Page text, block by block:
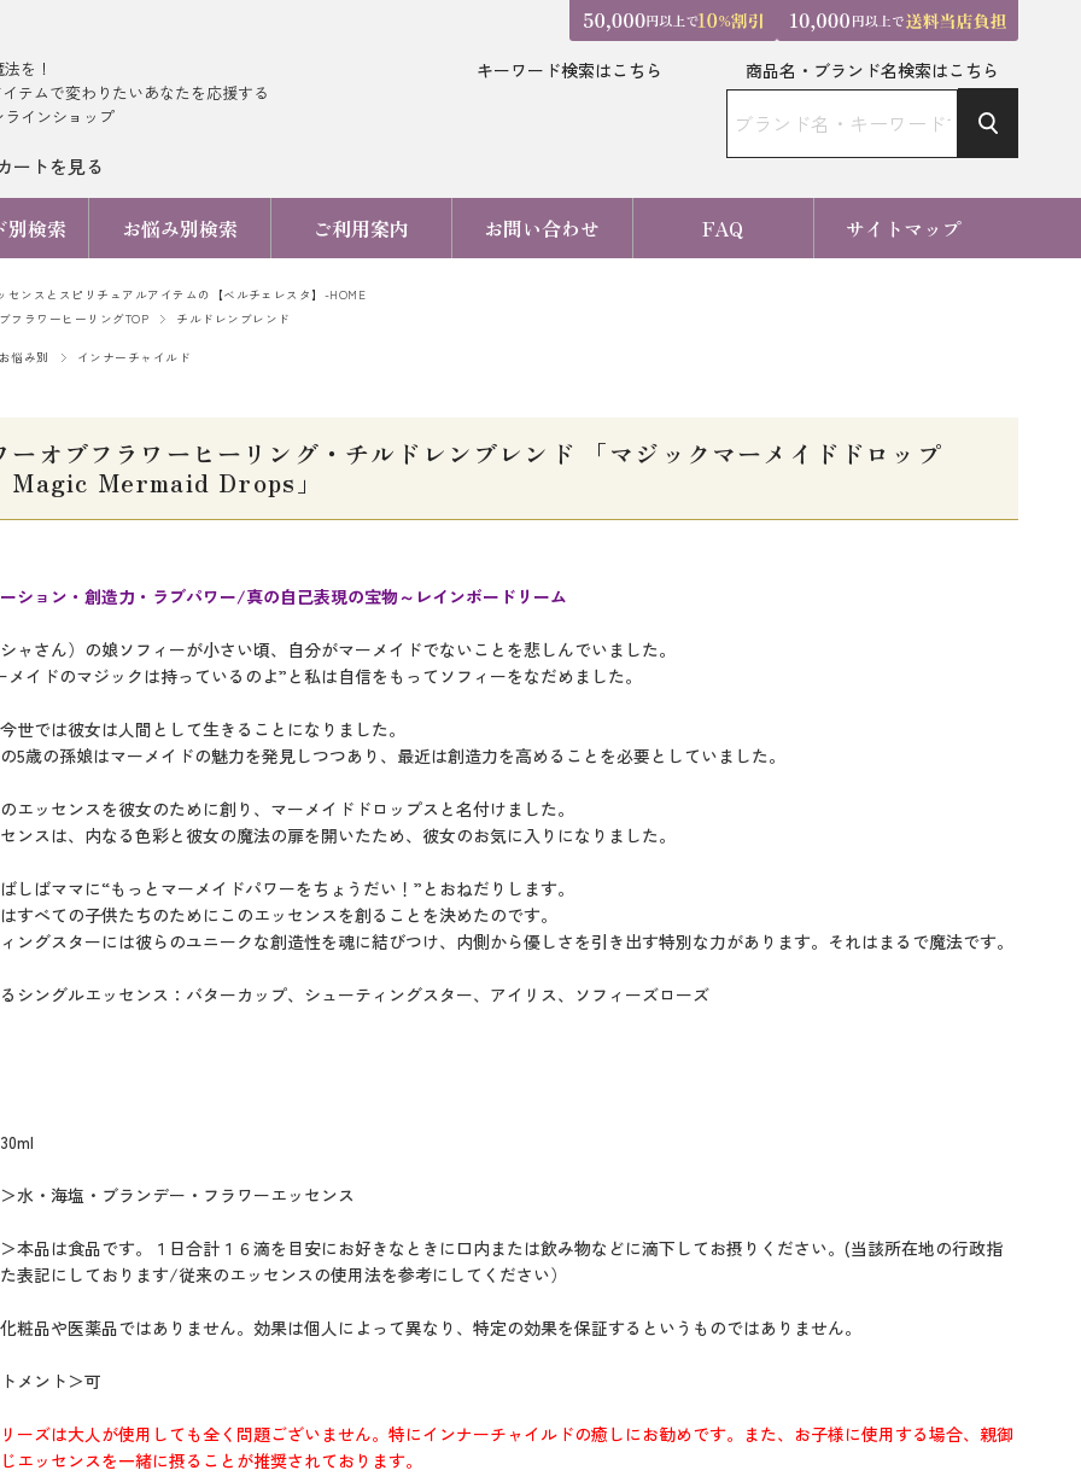
を！
テムで変わりたいあなたを応援する
インショップ
ートを見る
キーワード検索はこちら 商品名・ブランド名検索はこちら
別検索 お悩み別検索 ご利用案内 お問い合わせ FAQ サイトマップ
センスとスピリチュアルアイテムの【ベルチェレスタ】-HOME
フラワーヒーリングTOP
チルドレンブレンド
悩み別 インナーチャイルド
ーオブフラワーヒーリング・チルドレンブレンド 「マジックマーメイドドロップ
Mermaid Drops」
ション・創造力・ラブパワー/真の自己表現の宝物～レインボードリーム
ャさん）の娘ソフィーが小さい頃、自分がマーメイドでないことを悲しんでいました。
メイドのマジックは持っているのよ”と私は自信をもってソフィーをなだめました。
世では彼女は人間として生きることになりました。
5歳の孫娘はマーメイドの魅力を発見しつつあり、最近は創造力を高めることを必要としていました。
エッセンスを彼女のために創り、マーメイドドロップスと名付けました。
ンスは、内なる色彩と彼女の魔法の扉を開いたため、彼女のお気に入りになりました。
しばママに“もっとマーメイドパワーをちょうだい！”とおねだりします。
すべての子供たちのためにこのエッセンスを創ることを決めたのです。
ングスターには彼らのユニークな創造性を魂に結びつけ、内側から優しさを引き出す特別な力があります。それはまるで魔法です。
シングルエッセンス：バターカップ、シューティングスター、アイリス、ソフィーズローズ
水・海塩・ブランデー・フラワーエッセンス
本品は食品です。１日合計１６滴を目安にお好きなときに口内または飲み物などに滴下してお摂りください。(当該所在地の行政指
表記にしております/従来のエッセンスの使用法を参考にしてください）
粧品や医薬品ではありません。効果は個人によって異なり、特定の効果を保証するというものではありません。
メント＞可
ーズは大人が使用しても全く問題ございません。特にインナーチャイルドの癒しにお勧めです。また、お子様に使用する場合、親御
エッセンスを一緒に摂ることが推奨されております。